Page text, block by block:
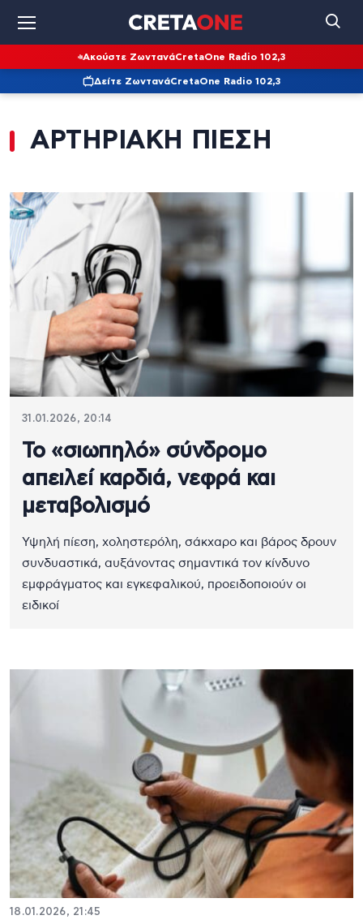
Ακούστε ΖωντανάCretaOne Radio 102,3
Δείτε ΖωντανάCretaOne Radio 102,3
ΑΡΤΗΡΙΑΚΗ ΠΙΕΣΗ
31.01.2026, 20:14
Το «σιωπηλό» σύνδρομο
απειλεί καρδιά, νεφρά και
μεταβολισμό
Υψηλή πίεση, χοληστερόλη, σάκχαρο και βάρος δρουν
συνδυαστικά, αυξάνοντας σημαντικά τον κίνδυνο
εμφράγματος και εγκεφαλικού, προειδοποιούν οι
ειδικοί
18.01.2026, 21:45